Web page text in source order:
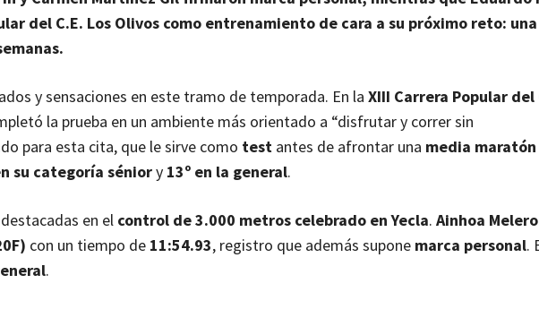
del C.E. Los Olivos como entrenamiento de cara a su próximo reto: una
y sensaciones en este tramo de temporada. En la XIII Carrera Popular del
la prueba en un ambiente más orientado a “disfrutar y correr sin
para esta cita, que le sirve como test antes de afrontar una media maratón
su categoría séniory 13º en la general.
en el control de 3.000 metros celebrado en Yecla. Ainhoa Melero
con un tiempo de 11:54.93, registro que además supone marca personal.
.